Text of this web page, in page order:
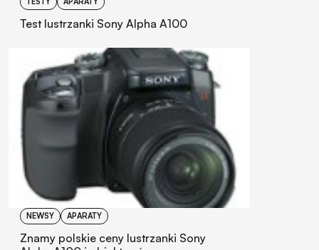
Test lustrzanki Sony Alpha A100
NEWSY APARATY
Znamy polskie ceny lustrzanki Sony